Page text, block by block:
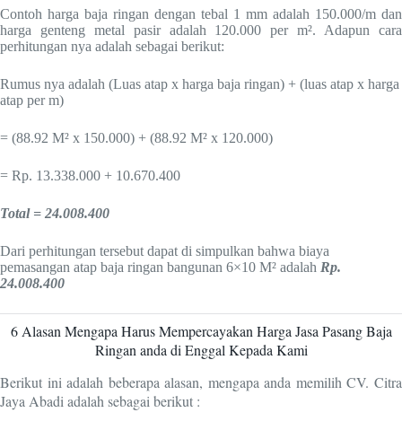
Contoh harga baja ringan dengan tebal 1 mm adalah 150.000/m dan
harga genteng metal pasir adalah 120.000 per m². Adapun cara
perhitungan nya adalah sebagai berikut:
Rumus nya adalah (Luas atap x harga baja ringan) + (luas atap x harga
atap per m)
= (88.92 M² x 150.000) + (88.92 M² x 120.000)
= Rp. 13.338.000 + 10.670.400
Total = 24.008.400
Dari perhitungan tersebut dapat di simpulkan bahwa biaya
pemasangan atap baja ringan bangunan 6×10 M² adalah Rp.
24.008.400
6 Alasan Mengapa Harus Mempercayakan Harga Jasa Pasang Baja
Ringan anda di Enggal Kepada Kami
Berikut ini adalah beberapa alasan, mengapa anda memilih CV. Citra
Jaya Abadi adalah sebagai berikut :